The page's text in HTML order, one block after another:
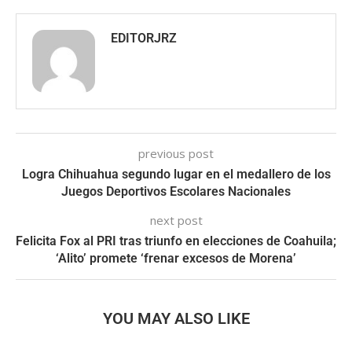
EDITORJRZ
previous post
Logra Chihuahua segundo lugar en el medallero de los
Juegos Deportivos Escolares Nacionales
next post
Felicita Fox al PRI tras triunfo en elecciones de Coahuila;
‘Alito’ promete ‘frenar excesos de Morena’
YOU MAY ALSO LIKE